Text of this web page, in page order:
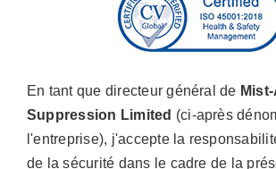
Les secteurs que nous soutenons
Études de cas
Ressources
En tant que directeur général de
Suppression Limited (ci-après
l'entreprise), j'accepte la
de la sécurité dans le cadre de la